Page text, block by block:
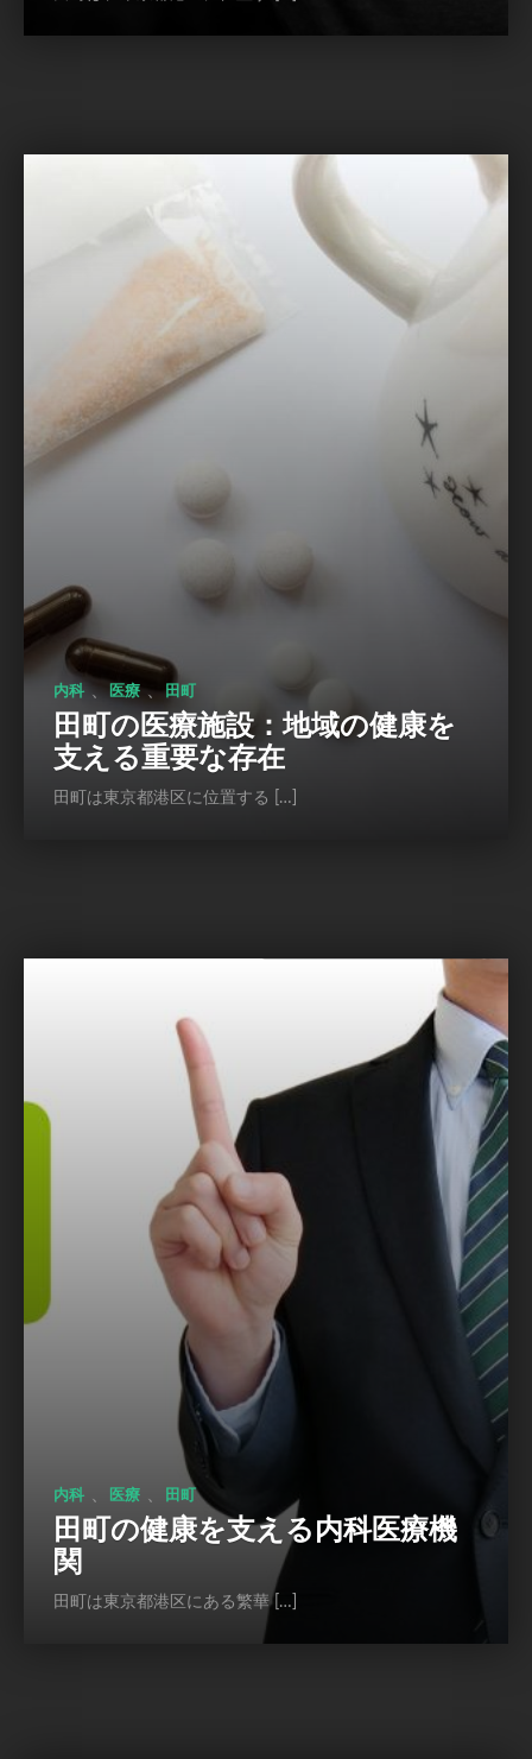
内科 、 医療 、 田町
田町の医療施設：地域の健康を
支える重要な存在
田町は東京都港区に位置する […]
内科 医療 田町
田町の健康を支える内科医療機
関
田町は東京都港区にある繁華 […]